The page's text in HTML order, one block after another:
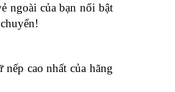
ngoài của bạn nổi bật
cao nhất của hãng